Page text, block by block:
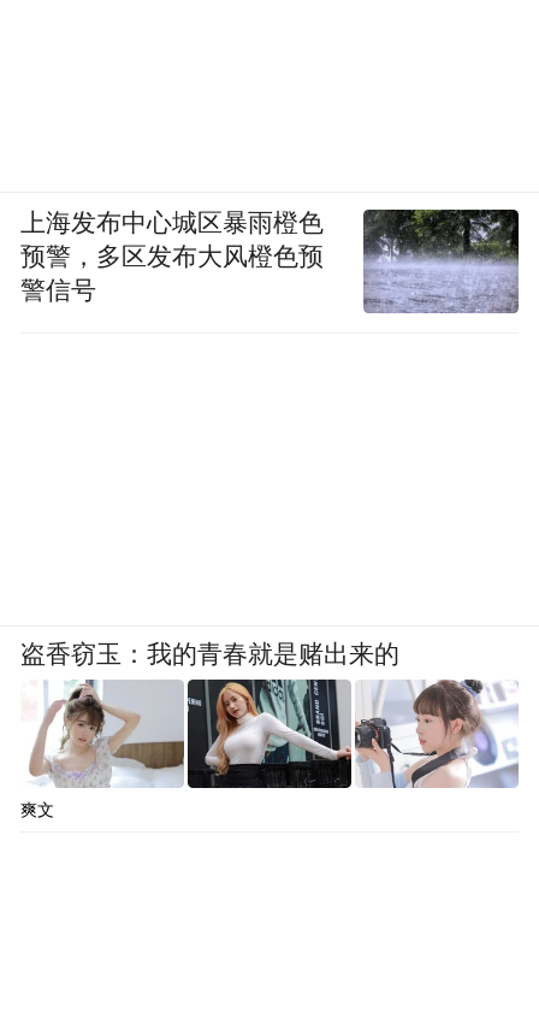
上海发布中心城区暴雨橙色
预警，多区发布大风橙色预
警信号
盗香窃玉：我的青春就是赌出来的
爽文